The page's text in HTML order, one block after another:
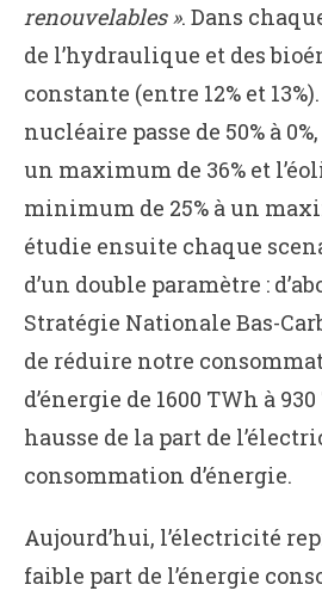
renouvelables ». Dans
de l’hydraulique et des
constante (entre 12% et
nucléaire passe de 50% à
un maximum de 36% et
minimum de 25% à un
étudie ensuite chaque
d’un double paramètre :
Stratégie Nationale Bas-
de réduire notre
d’énergie de 1600 TWh à
hausse de la part de
consommation d’énergie.
Aujourd’hui, l’électricité
faible part de l’énergie